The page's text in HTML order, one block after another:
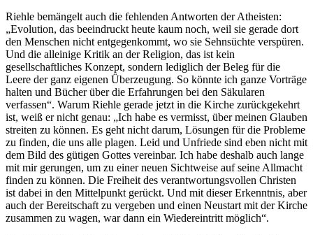
Riehle bemängelt auch die fehlenden Antworten der Atheisten:
„Evolution, das beeindruckt heute kaum noch, weil sie gerade dort
den Menschen nicht entgegenkommt, wo sie Sehnsüchte verspüren.
Und die alleinige Kritik an der Religion, das ist kein
gesellschaftliches Konzept, sondern lediglich der Beleg für die
Leere der ganz eigenen Überzeugung. So könnte ich ganze Vorträge
halten und Bücher über die Erfahrungen bei den Säkularen
verfassen“. Warum Riehle gerade jetzt in die Kirche zurückgekehrt
ist, weiß er nicht genau: „Ich habe es vermisst, über meinen Glauben
streiten zu können. Es geht nicht darum, Lösungen für die Probleme
zu finden, die uns alle plagen. Leid und Unfriede sind eben nicht mit
dem Bild des gütigen Gottes vereinbar. Ich habe deshalb auch lange
mit mir gerungen, um zu einer neuen Sichtweise auf seine Allmacht
finden zu können. Die Freiheit des verantwortungsvollen Christen
ist dabei in den Mittelpunkt gerückt. Und mit dieser Erkenntnis, aber
auch der Bereitschaft zu vergeben und einen Neustart mit der Kirche
zusammen zu wagen, war dann ein Wiedereintritt möglich“.